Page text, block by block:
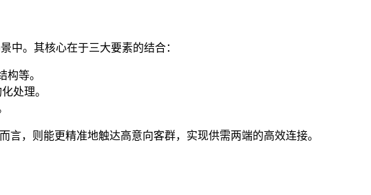
中。其核心在于三大要素的结合：
等。
处理。
，则能更精准地触达高意向客群，实现供需两端的高效连接。